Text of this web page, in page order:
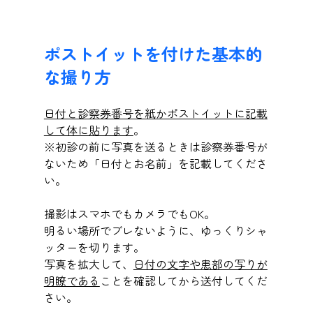
ポストイットを付けた基本的
な撮り方
日付と診察券番号を紙かポストイットに記載
して体に貼ります。
※初診の前に写真を送るときは診察券番号が
ないため「日付とお名前」を記載してくださ
い。
撮影はスマホでもカメラでもOK。
明るい場所でブレないように、ゆっくりシャ
ッターを切ります。
写真を拡大して、 日付の文字や患部の写りが
明瞭である ことを確認してから送付してくだ
さい。